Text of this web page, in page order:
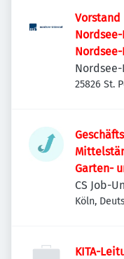
25826 St.
Garten-
CS Job-
Köln,
KITA-